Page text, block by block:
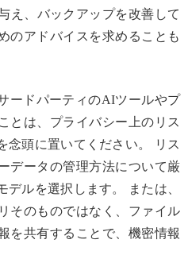
え、バックアップを改善して
のアドバイスを求めることも
ードパーティのAIツールやプ
とは、プライバシー上のリス
念頭に置いてください。 リス
データの管理方法について厳
ルを選択します。 または、
そのものではなく、ファイル
を共有することで、機密情報